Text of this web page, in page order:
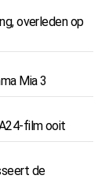
overleden op
Mia 3
film ooit
de